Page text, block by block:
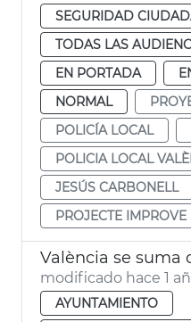
SEGURIDAD
TODAS LAS
EN PORTADA
NORMAL
POLICÍA LOCAL
POLICIA LOCAL
JESÚS CARBONELL
PROJECTE IMPROVE
València se suma
modificado hace 1
AYUNTAMIENTO